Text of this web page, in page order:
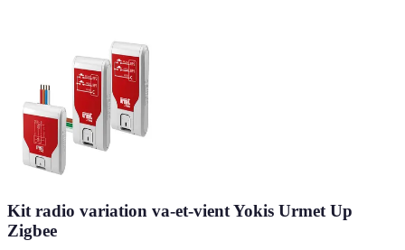
Kit radio variation va-et-vient Yokis Urmet Up
Zigbee